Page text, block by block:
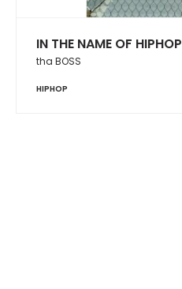
IN THE NAME OF HIPHOP
tha BOSS
HIPHOP